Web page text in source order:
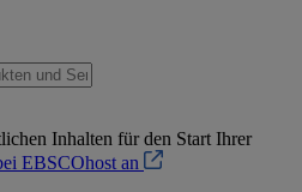
Inhalten für den Start Ihrer
EBSCOhost an